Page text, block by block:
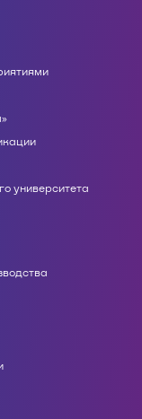
университета